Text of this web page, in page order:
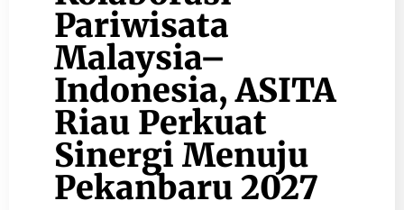
Pariwisata
Malaysia–
Indonesia, ASITA
Riau Perkuat
Sinergi Menuju
Pekanbaru 2027